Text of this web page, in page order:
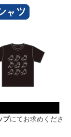
プにてお求めくださ